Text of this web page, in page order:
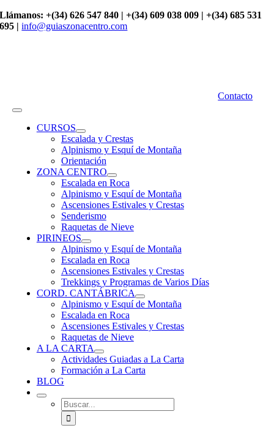
Saltar
al
Llámanos: +(34) 626 547 840 | +(34) 609 038 009 | +(34) 685 531
695 | info@guiaszonacentro.com
Contacto
Toggle
NavigationCURSOS
Escalada y Crestas
Alpinismo y Esquí de Montaña
Orientación
ZONA CENTRO
Escalada en Roca
Alpinismo y Esquí de Montaña
Ascensiones Estivales y Crestas
Senderismo
Raquetas de Nieve
PIRINEOS
Alpinismo y Esquí de Montaña
Escalada en Roca
Ascensiones Estivales y Crestas
Trekkings y Programas de Varios Días
CORD. CANTÁBRICA
Alpinismo y Esquí de Montaña
Escalada en Roca
Ascensiones Estivales y Crestas
Raquetas de Nieve
A LA CARTA
Actividades Guiadas a La Carta
Formación a La Carta
BLOG
Buscar: